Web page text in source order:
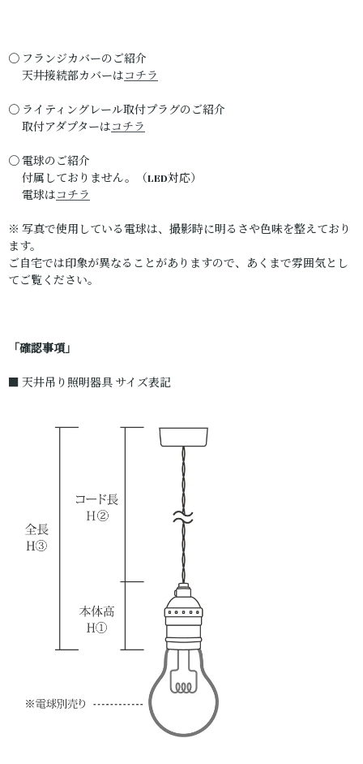
〇 フランジカバーのご紹介
天井接続部カバーはコチラ
〇 ライティングレール取付プラグのご紹介
取付アダプターはコチラ
〇 電球のご紹介
付属しておりません。（LED対応）
電球はコチラ
※ 写真で使用している電球は、撮影時に明るさや色味を整えており
ます。
ご自宅では印象が異なることがありますので、あくまで雰囲気とし
てご覧ください。
「確認事項」
■ 天井吊り照明器具 サイズ表記